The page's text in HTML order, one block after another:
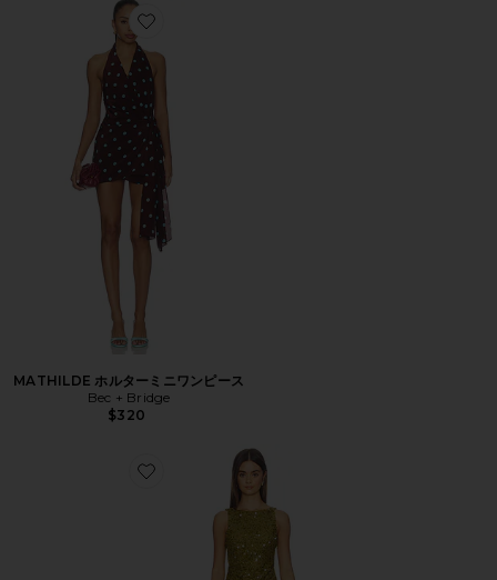
MATHILDE ホルターミニワンピース
Bec + Bridge
$320
Favorite CABINE ドレス